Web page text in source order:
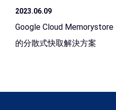
2023.06.09
Google Cloud
的分散式快取解決方案